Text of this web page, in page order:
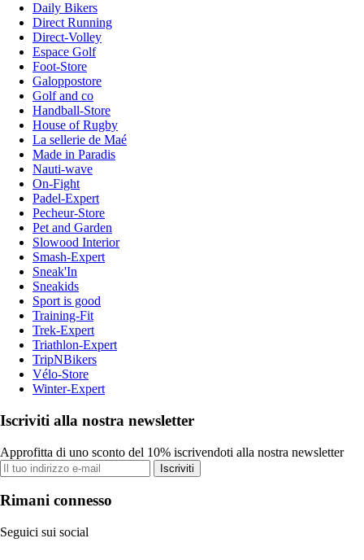
Daily Bikers
Direct Running
Direct-Volley
Espace Golf
Foot-Store
Galoppostore
Golf and co
Handball-Store
House of Rugby
La sellerie de Maé
Made in Paradis
Nauti-wave
On-Fight
Padel-Expert
Pecheur-Store
Pet and Garden
Slowood Interior
Smash-Expert
Sneak'In
Sneakids
Sport is good
Training-Fit
Trek-Expert
Triathlon-Expert
TripNBikers
Vélo-Store
Winter-Expert
Iscriviti alla nostra newsletter
Approfitta di uno sconto del 10% iscrivendoti alla nostra newsletter
Iscriviti
Rimani connesso
Seguici sui social